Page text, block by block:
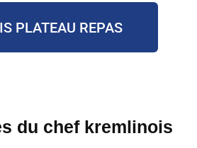
PLATEAU REPAS
du chef kremlinois